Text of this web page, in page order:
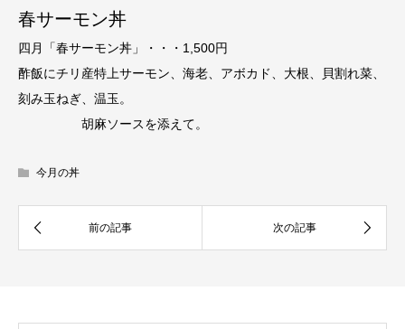
春サーモン丼
四月「春サーモン丼」・・・1,500円
酢飯にチリ産特上サーモン、海老、アボカド、大根、貝割れ菜、
刻み玉ねぎ、温玉。
胡麻ソースを添えて。
今月の丼